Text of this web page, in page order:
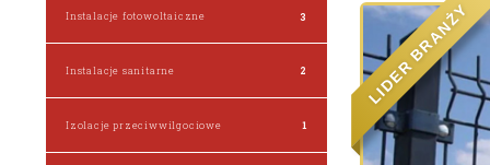
Instalacje fotowoltaiczne 3
Instalacje sanitarne 2
Izolacje przeciwwilgociowe 1
LI
DER
B
RANŻ
Y